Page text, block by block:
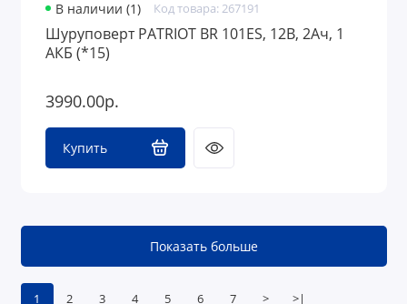
В наличии (1) Код товара: 267191
Шуруповерт PATRIOT BR 101ES, 12В, 2Ач, 1
АКБ (*15)
3990.00р.
Купить
1 2 3 4 5 6 7 > >|
Показать больше